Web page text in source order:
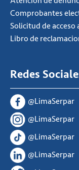
Comprobantes
Solicitud de
Libro de
Redes
@LimaSerpar
@LimaSerpar
@LimaSerpar
@LimaSerpar